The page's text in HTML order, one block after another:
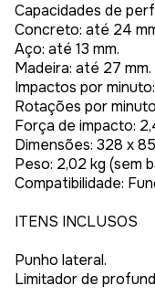
Capacidades de
Concreto: até 24
Aço: até 13 mm.
Madeira: até 27 mm.
Impactos por
Rotações por
Força de impacto:
Dimensões: 328 x
Peso: 2,02 kg (sem
Compatibilidade:
ITENS INCLUSOS
Punho lateral.
Limitador de